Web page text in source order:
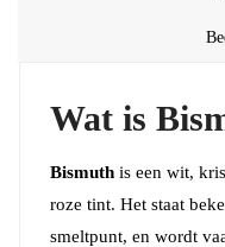
Wat is
Bismuth is een wit,
roze tint. Het staat
smeltpunt, en wordt